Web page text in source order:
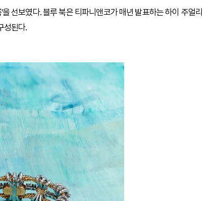
선보였다. 블루 북은 티파니앤코가 매년 발표하는 하이 주얼리
성된다.